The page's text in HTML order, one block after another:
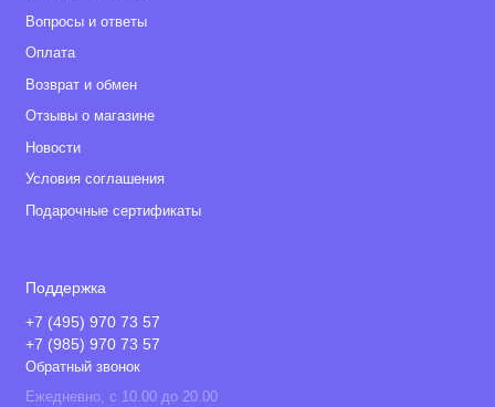
Вопросы и ответы
Оплата
Возврат и обмен
Отзывы о магазине
Новости
Условия соглашения
Подарочные сертификаты
Поддержка
+7 (495) 970 73 57
+7 (985) 970 73 57
Обратный звонок
Ежедневно, с 10.00 до 20.00